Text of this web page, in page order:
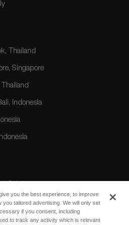
Thailand
Singapore
Thailand
Indonesia
you the best experience, to improve
tailored advertising. We will only set
if you consent, including
to track any activity which is relevant